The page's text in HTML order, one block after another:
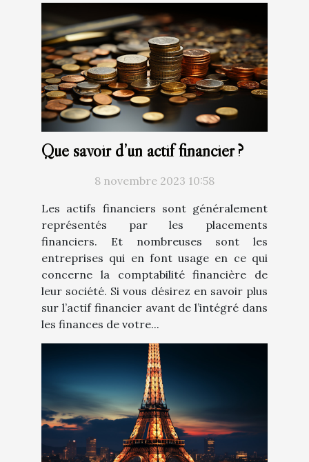
Que savoir d’un actif financier ?
8 novembre 2023 10:58
Les actifs financiers sont généralement
représentés par les placements
financiers. Et nombreuses sont les
entreprises qui en font usage en ce qui
concerne la comptabilité financière de
leur société. Si vous désirez en savoir plus
sur l’actif financier avant de l’intégré dans
les finances de votre...